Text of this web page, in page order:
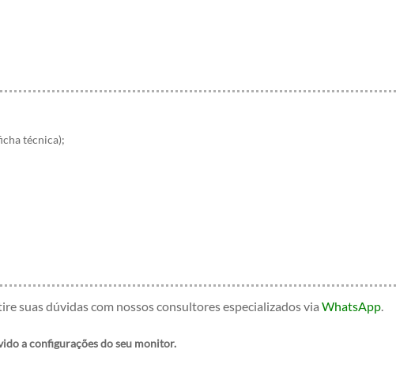
técnica);
suas dúvidas com nossos consultores especializadosvia WhatsApp
a configurações do seu monitor.